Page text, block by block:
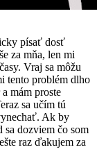
písať dosť
za mňa, len mi
Vraj sa môžu
tento problém dlho
mám proste
sa učím tú
Ak by
dozviem čo som
raz ďakujem za